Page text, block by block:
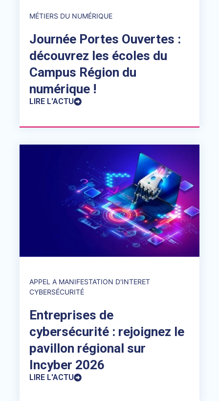
MÉTIERS DU NUMÉRIQUE
Journée Portes Ouvertes :
découvrez les écoles du
Campus Région du
numérique !
LIRE L'ACTU
APPEL A MANIFESTATION D'INTERET
CYBERSÉCURITÉ
Entreprises de
cybersécurité : rejoignez le
pavillon régional sur
Incyber 2026
LIRE L'ACTU